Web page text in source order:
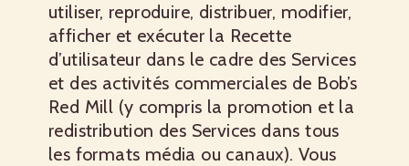
utiliser, reproduire, distribuer, modifier,
afficher et exécuter la Recette
d’utilisateur dans le cadre des Services
et des activités commerciales de Bob’s
Red Mill (y compris la promotion et la
redistribution des Services dans tous
les formats média ou canaux). Vous